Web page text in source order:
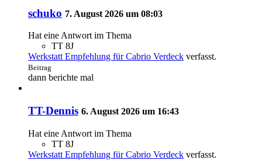
schuko 7. August 2026 um 08:03
Hat eine Antwort im Thema
TT 8J
Werkstatt Empfehlung für Cabrio Verdeck verfasst.
Beitrag
dann berichte mal
TT-Dennis 6. August 2026 um 16:43
Hat eine Antwort im Thema
TT 8J
Werkstatt Empfehlung für Cabrio Verdeck verfasst.